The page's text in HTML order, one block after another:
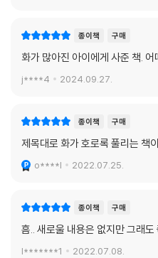
종이책 구매
화가 많아진 아이에게 사준 책.
j****4 2024.09.27.
종이책 구매
제목대로 화가 호로록 풀리는 책
o****l 2022.07.25.
종이책 구매
흠.. 새로울 내용은 없지만 그래도
l*******1 2022.07.08.